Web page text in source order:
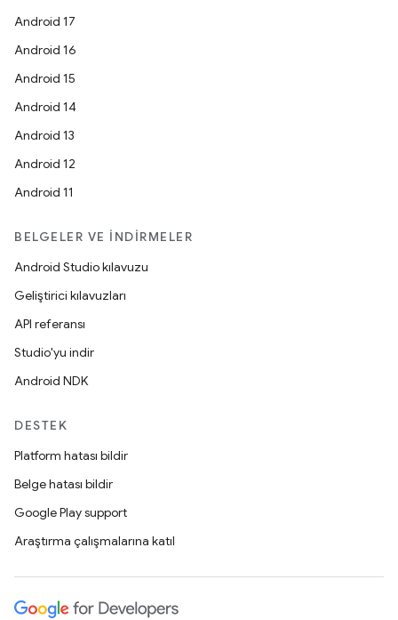
Android 17
Android 16
Android 15
Android 14
Android 13
Android 12
Android 11
BELGELER VE İNDIRMELER
Android Studio kılavuzu
Geliştirici kılavuzları
API referansı
Studio'yu indir
Android NDK
DESTEK
Platform hatası bildir
Belge hatası bildir
Google Play support
Araştırma çalışmalarına katıl